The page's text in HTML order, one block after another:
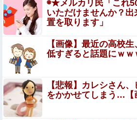
しで観客が避難する事態にｗｗｗ
【閲覧注意】バイク事故で生還した
をする… お前らの想像の200倍はハ
【閲覧注意】メキシコの街中で生配
テルがやって来て、たった3秒で…（
【悲報】 ヤニねこ、BPOで問題視さ
ｗｗｗｗｗｗ
【狂気】米政府「黒人の梅毒
◉★メルカリ民「これ
いただけませんか？
置を取ります」
【画像】最近の高校
低すぎると話題にｗｗ
【悲報】カレシさん
をかかせてしまう…【